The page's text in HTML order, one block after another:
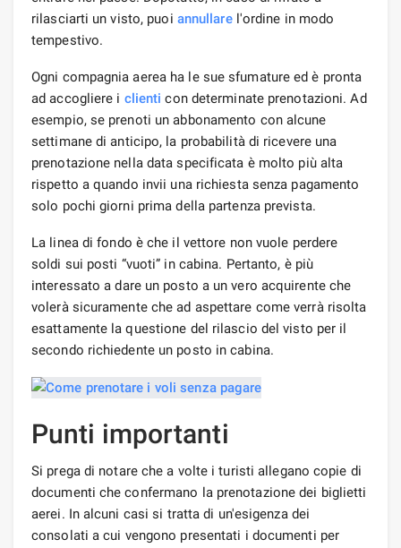
rilasciarti un visto, puoi annullarel'ordine in modo
tempestivo.
Ogni compagnia aerea ha le sue sfumature ed è pronta
ad accogliere i clienti con determinate prenotazioni. Ad
esempio, se prenoti un abbonamento con alcune
settimane di anticipo, la probabilità di ricevere una
prenotazione nella data specificata è molto più alta
rispetto a quando invii una richiesta senza pagamento
solo pochi giorni prima della partenza prevista.
La linea di fondo è che il vettore non vuole perdere
soldi sui posti “vuoti” in cabina. Pertanto, è più
interessato a dare un posto a un vero acquirente che
volerà sicuramente che ad aspettare come verrà risolta
esattamente la questione del rilascio del visto per il
secondo richiedente un posto in cabina.
Punti importanti
Si prega di notare che a volte i turisti allegano copie di
documenti che confermano la prenotazione dei biglietti
aerei. In alcuni casi si tratta di un'esigenza dei
consolati a cui vengono presentati i documenti per